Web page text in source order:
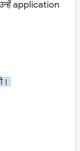
application
,